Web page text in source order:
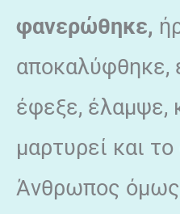
φανερώθηκε,
αποκαλύφθηκε,
έφεξε, έλαμψε,
μαρτυρεί και
Άνθρωπος όμως